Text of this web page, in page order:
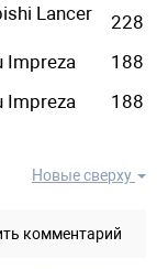
Lancer
228
Impreza
188
Impreza
188
Новые сверху
комментарий